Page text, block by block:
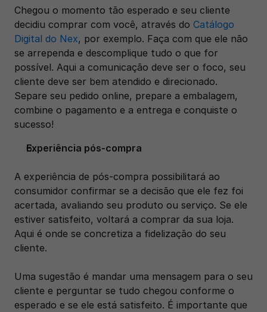
Chegou o momento tão esperado e seu cliente
decidiu comprar com você, através do Catálogo
Digital do Nex, por exemplo. Faça com que ele não
se arrependa e descomplique tudo o que for
possível. Aqui a comunicação deve ser o foco, seu
cliente deve ser bem atendido e direcionado.
Separe seu pedido online, prepare a embalagem,
combine o pagamento e a entrega e conquiste o
sucesso!
Experiência pós-compra
A experiência de pós-compra possibilitará ao
consumidor confirmar se a decisão que ele fez foi
acertada, avaliando seu produto ou serviço. Se ele
estiver satisfeito, voltará a comprar da sua loja.
Aqui é onde se concretiza a fidelização do seu
cliente.
Uma sugestão é mandar uma mensagem para o seu
cliente e perguntar se tudo chegou conforme o
esperado e se ele está satisfeito. É importante que